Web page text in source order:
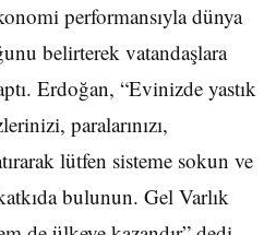
performansıyla dünya
belirterek vatandaşlara
Erdoğan, “Evinizde yastık
paralarınızı,
lütfen sisteme sokun ve
bulunun. Gel Varlık